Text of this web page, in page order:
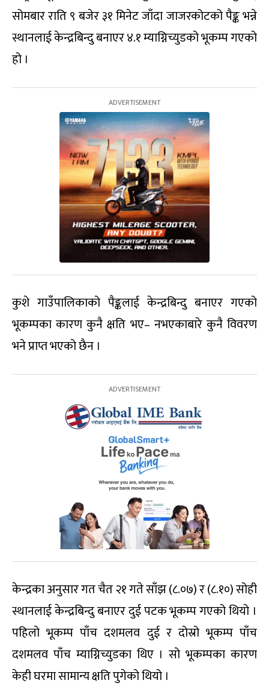
सोमबार राति ९ बजेर ३१ मिनेट जाँदा जाजरकोटको पैङ्क भन्ने
स्थानलाई केन्द्रबिन्दु बनाएर ४.१ म्याग्निच्युडको भूकम्प गएको
हो ।
कुशे गाउँपालिकाको पैङ्कलाई केन्द्रबिन्दु बनाएर गएको
भूकम्पका कारण कुनै क्षति भए– नभएकाबारे कुनै विवरण
भने प्राप्त भएको छैन ।
केन्द्रका अनुसार गत चैत २१ गते साँझ (८.०७) र (८.१०) सोही
स्थानलाई केन्द्रबिन्दु बनाएर दुई पटक भूकम्प गएको थियो ।
पहिलो भूकम्प पाँच दशमलव दुई र दोस्रो भूकम्प पाँच
दशमलव पाँच म्याग्निच्युडका थिए । सो भूकम्पका कारण
केही घरमा सामान्य क्षति पुगेको थियो ।